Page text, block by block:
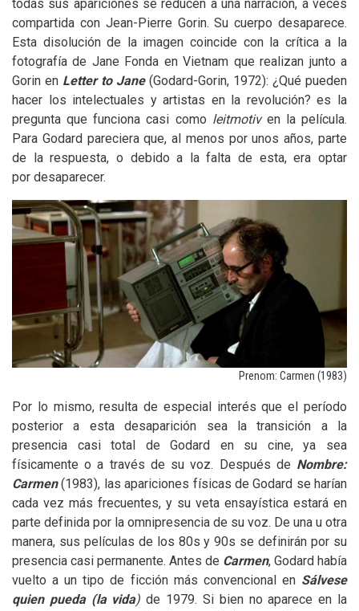
todas sus apariciones se reducen a una narración, a veces
compartida con Jean-Pierre Gorin. Su cuerpo desaparece.
Esta disolución de la imagen coincide con la crítica a la
fotografía de Jane Fonda en Vietnam que realizan junto a
Gorin en Letter to Jane(Godard-Gorin, 1972): ¿Qué pueden
hacer los intelectuales y artistas en la revolución? es la
pregunta que funciona casi como leitmotiv en la película.
Para Godard pareciera que, al menos por unos años, parte
de la respuesta, o debido a la falta de esta, era optar
por desaparecer.
Prenom: Carmen (1983)
Por lo mismo, resulta de especial interés que el período
posterior a esta desaparición sea la transición a la
presencia casi total de Godard en su cine, ya sea
físicamente o a través de su voz. Después de Nombre:
Carmen(1983), las apariciones físicas de Godard se harían
cada vez más frecuentes, y su veta ensayística estará en
parte definida por la omnipresencia de su voz. De una u otra
manera, sus películas de los 80s y 90s se definirán por su
presencia casi permanente. Antes de Carmen, Godard había
vuelto a un tipo de ficción más convencional en Sálvese
quien pueda (la vida)de 1979. Si bien no aparece en la